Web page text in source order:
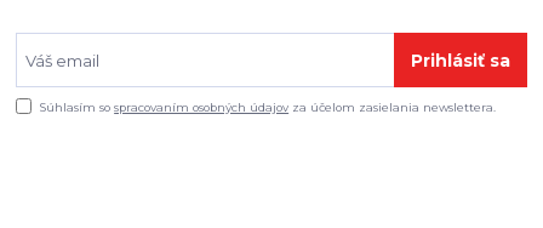
Prihlásiť sa
Súhlasím sospracovaním osobných údajov za účelom zasielania newslettera.